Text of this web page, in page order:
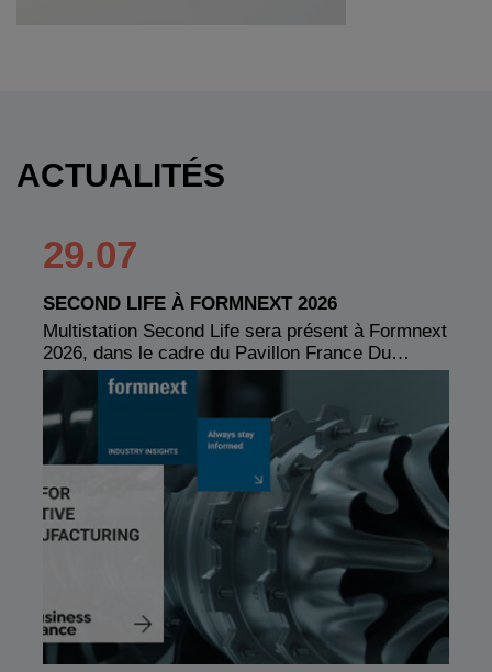
ACTUALITÉS
29.07
SECOND LIFE À FORMNEXT 2026
Multistation Second Life sera présent à Formnext
2026, dans le cadre du Pavillon France Du…